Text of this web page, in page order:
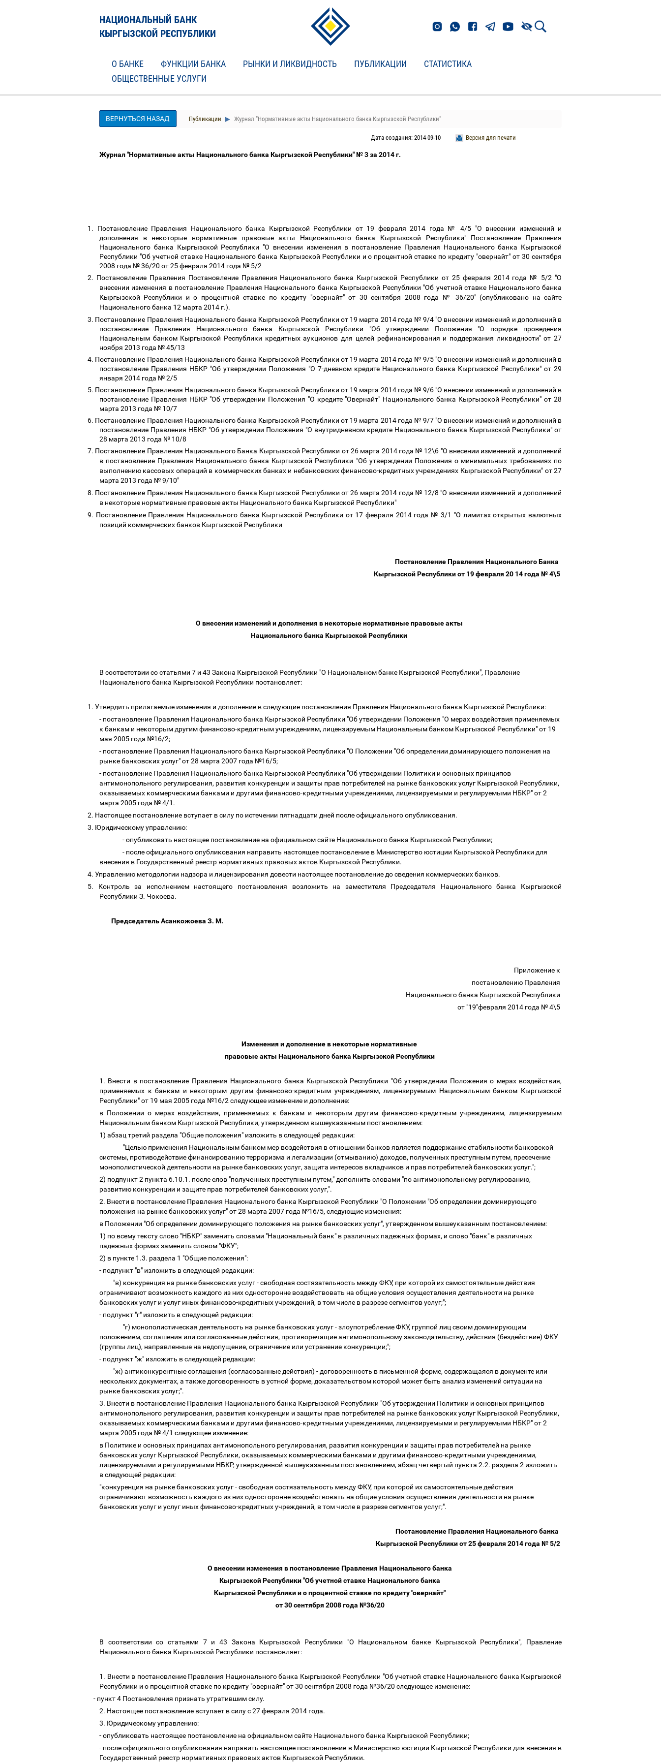
НАЦИОНАЛЬНЫЙ БАНК
КЫРГЫЗСКОЙ РЕСПУБЛИКИ
О БАНКЕ ФУНКЦИИ БАНКА РЫНКИ И ЛИКВИДНОСТЬ ПУБЛИКАЦИИ
СТАТИСТИКА
ОБЩЕСТВЕННЫЕ УСЛУГИ
ВЕРНУТЬСЯ НАЗАД Публикации Журнал "Нормативные акты Национального банка Кыргызской Республики"
Версия для печати
Дата создания: 2014-09-10
Журнал "Нормативные акты Национального банка Кыргызской Республики" № 3 за 2014 г.
1.
Постановление Правления Национального банка Кыргызской Республики от 19 февраля 2014 года № 4/5 "О внесении изменений и
дополнения в некоторые нормативные правовые акты Национального банка Кыргызской Республики" Постановление Правления
Национального банка Кыргызской Республики "О внесении изменения в постановление Правления Национального банка Кыргызской
Республики "Об учетной ставке Национального банка Кыргызской Республики и о процентной ставке по кредиту "овернайт" от 30 сентября
2008 года № 36/20 от 25 февраля 2014 года № 5/2
2. Постановление Правления Постановление Правления Национального банка Кыргызской Республики от 25 февраля 2014 года № 5/2 "О
внесении изменения в постановление Правления Национального банка Кыргызской Республики "Об учетной ставке Национального банка
Кыргызской Республики и о процентной ставке по кредиту "овернайт" от 30 сентября 2008 года № 36/20" (опубликовано на сайте
Национального банка 12 марта 2014 г.).
3. Постановление Правления Национального банка Кыргызской Республики от 19 марта 2014 года № 9/4 "О внесении изменений и дополнений в
постановление Правления Национального банка Кыргызской Республики "Об утверждении Положения "О порядке проведения
Национальным банком Кыргызской Республики кредитных аукционов для целей рефинансирования и поддержания ликвидности" от 27
ноября 2013 года № 45/13
4. Постановление Правления Национального банка Кыргызской Республики от 19 марта 2014 года № 9/5 "О внесении изменений и дополнений в
постановление Правления НБКР "Об утверждении Положения "О 7-дневном кредите Национального банка Кыргызской Республики" от 29
января 2014 года № 2/5
5. Постановление Правления Национального банка Кыргызской Республики от 19 марта 2014 года № 9/6 "О внесении изменений и дополнений в
постановление Правления НБКР "Об утверждении Положения "О кредите "Овернайт" Национального банка Кыргызской Республики" от 28
марта 2013 года № 10/7
6. Постановление Правления Национального банка Кыргызской Республики от 19 марта 2014 года № 9/7 "О внесении изменений и дополнений в
постановление Правления НБКР "Об утверждении Положения "О внутридневном кредите Национального банка Кыргызской Республики" от
28 марта 2013 года № 10/8
7. Постановление Правления Национального Банка Кыргызской Республики от 26 марта 2014 года № 12\6 "О внесении изменений и дополнений
в постановление Правления Национального банка Кыргызской Республики "Об утверждении Положения о минимальных требованиях по
выполнению кассовых операций в коммерческих банках и небанковских финансово-кредитных учреждениях Кыргызской Республики" от 27
марта 2013 года № 9/10"
8. Постановление Правления Национального банка Кыргызской Республики от 26 марта 2014 года № 12/8 "О внесении изменений и дополнений
в некоторые нормативные правовые акты Национального банка Кыргызской Республики"
9. Постановление Правления Национального банка Кыргызской Республики от 17 февраля 2014 года № 3/1 "О лимитах открытых валютных
позиций коммерческих банков Кыргызской Республики
Постановление Правления Национального Банка
Кыргызской Республики от 19 февраля 20 14 года № 4\5
О внесении изменений и дополнения в некоторые нормативные правовые акты
Национального банка Кыргызской Республики
В соответствии со статьями 7 и 43 Закона Кыргызской Республики "О Национальном банке Кыргызской Республики", Правление
Национального банка Кыргызской Республики постановляет:
1. Утвердить прилагаемые изменения и дополнение в следующие постановления Правления Национального банка Кыргызской Республики:
- постановление Правления Национального банка Кыргызской Республики "Об утверждении Положения "О мерах воздействия применяемых
к банкам и некоторым другим финансово-кредитным учреждениям, лицензируемым Национальным банком Кыргызской Республики" от 19
мая 2005 года №16/2;
- постановление Правления Национального банка Кыргызской Республики "О Положении "Об определении доминирующего положения на
рынке банковских услуг" от 28 марта 2007 года №16/5;
- постановление Правления Национального банка Кыргызской Республики "Об утверждении Политики и основных принципов
антимонопольного регулирования, развития конкуренции и защиты прав потребителей на рынке банковских услуг Кыргызской Республики,
оказываемых коммерческими банками и другими финансово-кредитными учреждениями, лицензируемыми и регулируемыми НБКР" от 2
марта 2005 года № 4/1.
2. Настоящее постановление вступает в силу по истечении пятнадцати дней после официального опубликования.
3. Юридическому управлению:
- опубликовать настоящее постановление на официальном сайте Национального банка Кыргызской Республики;
- после официального опубликования направить настоящее постановление в Министерство юстиции Кыргызской Республики для
внесения в Государственный реестр нормативных правовых актов Кыргызской Республики.
4. Управлению методологии надзора и лицензирования довести настоящее постановление до сведения коммерческих банков.
5.
Контроль за исполнением настоящего постановления возложить на заместителя Председателя Национального банка Кыргызской
Республики З. Чокоева.
Председатель Асанкожоева З. М.
Приложение к
постановлению Правления
Национального банка Кыргызской Республики
от "19"февраля 2014 года № 4\5
Изменения и дополнение в некоторые нормативные
правовые акты Национального банка Кыргызской Республики
1. Внести в постановление Правления Национального банка Кыргызской Республики "Об утверждении Положения о мерах воздействия,
применяемых к банкам и некоторым другим финансово-кредитным учреждениям, лицензируемым Национальным банком Кыргызской
Республики" от 19 мая 2005 года №16/2 следующее изменение и дополнение:
в Положении о мерах воздействия, применяемых к банкам и некоторым другим финансово-кредитным учреждениям, лицензируемым
Национальным банком Кыргызской Республики, утвержденном вышеуказанным постановлением:
1) абзац третий раздела "Общие положения" изложить в следующей редакции:
"Целью применения Национальным банком мер воздействия в отношении банков является поддержание стабильности банковской
системы, противодействие финансированию терроризма и легализации (отмыванию) доходов, полученных преступным путем, пресечение
монополистической деятельности на рынке банковских услуг, защита интересов вкладчиков и прав потребителей банковских услуг.";
2) подпункт 2 пункта 6.10.1. после слов "полученных преступным путем," дополнить словами "по антимонопольному регулированию,
развитию конкуренции и защите прав потребителей банковских услуг,".
2. Внести в постановление Правления Национального банка Кыргызской Республики "О Положении "Об определении доминирующего
положения на рынке банковских услуг" от 28 марта 2007 года №16/5, следующие изменения:
в Положении "Об определении доминирующего положения на рынке банковских услуг", утвержденном вышеуказанным постановлением:
1) по всему тексту слово "НБКР" заменить словами "Национальный банк" в различных падежных формах, и слово "банк" в различных
падежных формах заменить словом "ФКУ";
2) в пункте 1.3. раздела 1 "Общие положения":
- подпункт "в" изложить в следующей редакции:
"в) конкуренция на рынке банковских услуг - свободная состязательность между ФКУ, при которой их самостоятельные действия
ограничивают возможность каждого из них односторонне воздействовать на общие условия осуществления деятельности на рынке
банковских услуг и услуг иных финансово-кредитных учреждений, в том числе в разрезе сегментов услуг;";
- подпункт "г" изложить в следующей редакции:
"г) монополистическая деятельность на рынке банковских услуг - злоупотребление ФКУ, группой лиц своим доминирующим
положением, соглашения или согласованные действия, противоречащие антимонопольному законодательству, действия (бездействие) ФКУ
(группы лиц), направленные на недопущение, ограничение или устранение конкуренции;";
- подпункт "ж" изложить в следующей редакции:
"ж) антиконкурентные соглашения (согласованные действия) - договоренность в письменной форме, содержащаяся в документе или
нескольких документах, а также договоренность в устной форме, доказательством которой может быть анализ изменений ситуации на
рынке банковских услуг;".
3. Внести в постановление Правления Национального банка Кыргызской Республики "Об утверждении Политики и основных принципов
антимонопольного регулирования, развития конкуренции и защиты прав потребителей на рынке банковских услуг Кыргызской Республики,
оказываемых коммерческими банками и другими финансово-кредитными учреждениями, лицензируемыми и регулируемыми НБКР" от 2
марта 2005 года № 4/1 следующее изменение:
в Политике и основных принципах антимонопольного регулирования, развития конкуренции и защиты прав потребителей на рынке
банковских услуг Кыргызской Республики, оказываемых коммерческими банками и другими финансово-кредитными учреждениями,
лицензируемыми и регулируемыми НБКР, утвержденной вышеуказанным постановлением, абзац четвертый пункта 2.2. раздела 2 изложить
в следующей редакции:
"конкуренция на рынке банковских услуг - свободная состязательность между ФКУ, при которой их самостоятельные действия
ограничивают возможность каждого из них односторонне воздействовать на общие условия осуществления деятельности на рынке
банковских услуг и услуг иных финансово-кредитных учреждений, в том числе в разрезе сегментов услуг;".
Постановление Правления Национального банка
Кыргызской Республики от 25 февраля 2014 года № 5/2
О внесении изменения в постановление Правления Национального банка
Кыргызской Республики "Об учетной ставке Национального банка
Кыргызской Республики и о процентной ставке по кредиту "овернайт"
от 30 сентября 2008 года №36/20
В соответствии со статьями 7 и 43 Закона Кыргызской Республики "О Национальном банке Кыргызской Республики", Правление
Национального банка Кыргызской Республики постановляет:
1. Внести в постановление Правления Национального банка Кыргызской Республики "Об учетной ставке Национального банка Кыргызской
Республики и о процентной ставке по кредиту "овернайт" от 30 сентября 2008 года №36/20 следующее изменение:
- пункт 4 Постановления признать утратившим силу.
2. Настоящее постановление вступает в силу с 27 февраля 2014 года.
3. Юридическому управлению:
- опубликовать настоящее постановление на официальном сайте Национального банка Кыргызской Республики;
- после официального опубликования направить настоящее постановление в Министерство юстиции Кыргызской Республики для внесения в
Государственный реестр нормативных правовых актов Кыргызской Республики.